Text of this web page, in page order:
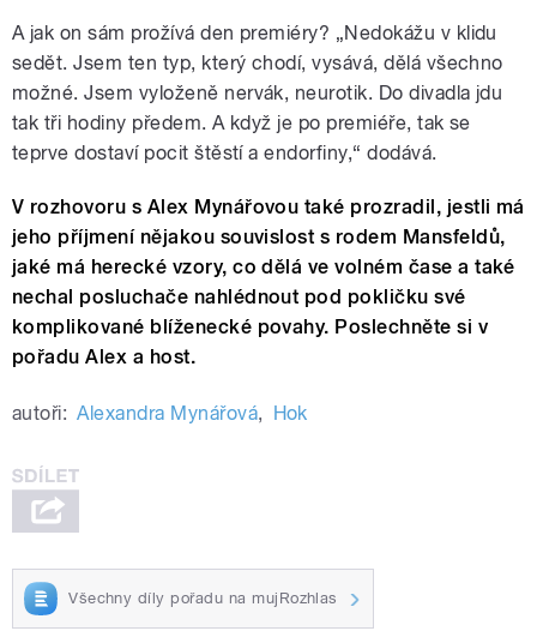
A jak on sám prožívá den premiéry? „Nedokážu v klidu
sedět. Jsem ten typ, který chodí, vysává, dělá všechno
možné. Jsem vyloženě nervák, neurotik. Do divadla jdu
tak tři hodiny předem. A když je po premiéře, tak se
teprve dostaví pocit štěstí a endorfiny,“ dodává.
V rozhovoru s Alex Mynářovou také prozradil, jestli má
jeho příjmení nějakou souvislost s rodem Mansfeldů,
jaké má herecké vzory, co dělá ve volném čase a také
nechal posluchače nahlédnout pod pokličku své
komplikované blíženecké povahy. Poslechněte si v
pořadu Alex a host.
autoři: Alexandra Mynářová, Hok
Všechny díly pořadu na mujRozhlas